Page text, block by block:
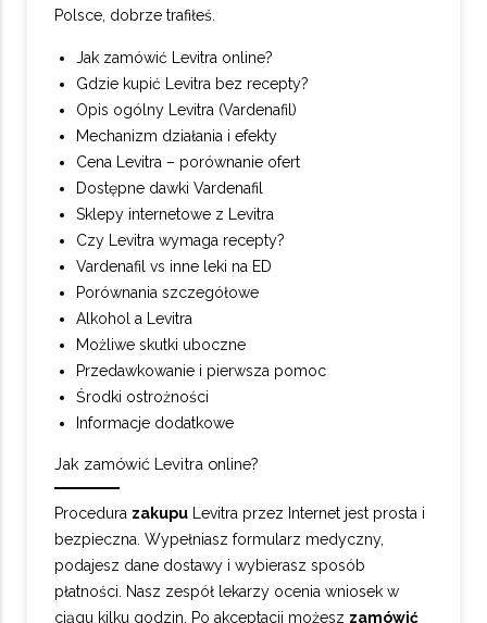
Polsce, dobrze trafiłeś.
Jak zamówić Levitra online?
Gdzie kupić Levitra bez recepty?
Opis ogólny Levitra (Vardenafil)
Mechanizm działania i efekty
Cena Levitra – porównanie ofert
Dostępne dawki Vardenafil
Sklepy internetowe z Levitra
Czy Levitra wymaga recepty?
Vardenafil vs inne leki na ED
Porównania szczegółowe
Alkohol a Levitra
Możliwe skutki uboczne
Przedawkowanie i pierwsza pomoc
Środki ostrożności
Informacje dodatkowe
Jak zamówić Levitra online?
Procedura zakupu Levitra przez Internet jest prosta i
bezpieczna. Wypełniasz formularz medyczny,
podajesz dane dostawy i wybierasz sposób
płatności. Nasz zespół lekarzy ocenia wniosek w
ciągu kilku godzin. Po akceptacji możesz zamówić